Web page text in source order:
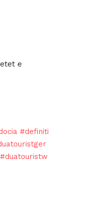
e
#definiti
#duatouristw